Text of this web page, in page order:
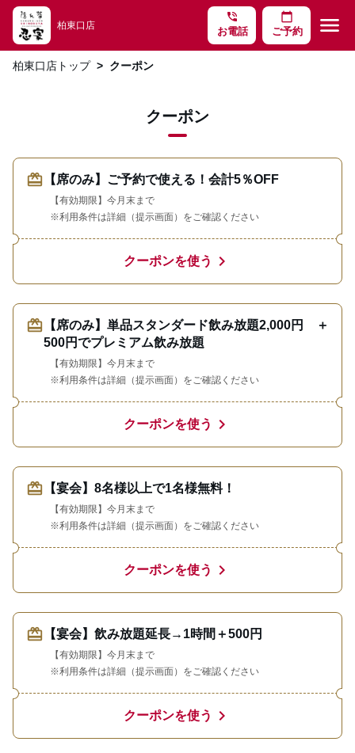
phone_in_talk
お電話
calendar_today
ご予約 menu
柏東口店
柏東口店トップ クーポン
クーポン
redeem 【席のみ】ご予約で使える！会計5％OFF
【有効期限】今月末まで
※利用条件は詳細（提示画面）をご確認ください
クーポンを使う chevron_right
redeem 【席のみ】単品スタンダード飲み放題2,000円 ＋
500円でプレミアム飲み放題
【有効期限】今月末まで
※利用条件は詳細（提示画面）をご確認ください
クーポンを使う chevron_right
redeem 【宴会】8名様以上で1名様無料！
【有効期限】今月末まで
※利用条件は詳細（提示画面）をご確認ください
クーポンを使う chevron_right
redeem 【宴会】飲み放題延長→1時間＋500円
【有効期限】今月末まで
※利用条件は詳細（提示画面）をご確認ください
クーポンを使う chevron_right